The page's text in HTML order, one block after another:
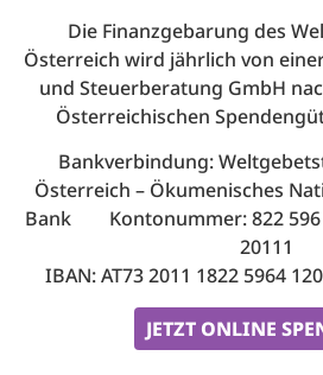
Die Finanzgebarung des
Österreich wird jährlich von
und Steuerberatung GmbH
Österreichischen
Bankverbindung:
Österreich – Ökumenisches
Bank Kontonummer: 822 596
20111
IBAN: AT73 2011 1822 5964
JETZT ONLINE